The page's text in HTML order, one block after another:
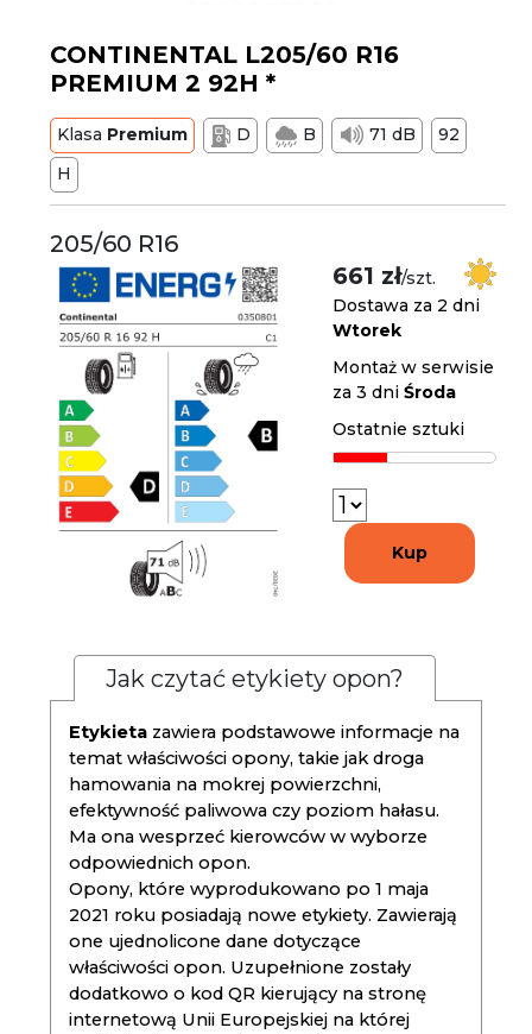
CONTINENTAL L205/60 R16
PREMIUM 2 92H *
Klasa Premium D B 71 dB
92
H
205/60 R16
661 zł/szt.
Dostawa za 2 dni
Wtorek
Montaż w serwisie
za 3 dniŚroda
Ostatnie sztuki
Kup
Jak czytać etykiety opon?
Etykieta zawiera podstawowe informacje na
temat właściwości opony, takie jak droga
hamowania na mokrej powierzchni,
efektywność paliwowa czy poziom hałasu.
Ma ona wesprzeć kierowców w wyborze
odpowiednich opon.
Opony, które wyprodukowano po 1 maja
2021 roku posiadają nowe etykiety. Zawierają
one ujednolicone dane dotyczące
właściwości opon. Uzupełnione zostały
dodatkowo o kod QR kierujący na stronę
internetową Unii Europejskiej na której